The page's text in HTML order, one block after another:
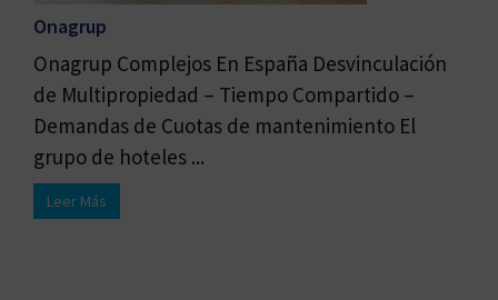
Onagrup
Onagrup Complejos En España Desvinculación
de Multipropiedad – Tiempo Compartido –
Demandas de Cuotas de mantenimiento El
grupo de hoteles ...
Leer Más